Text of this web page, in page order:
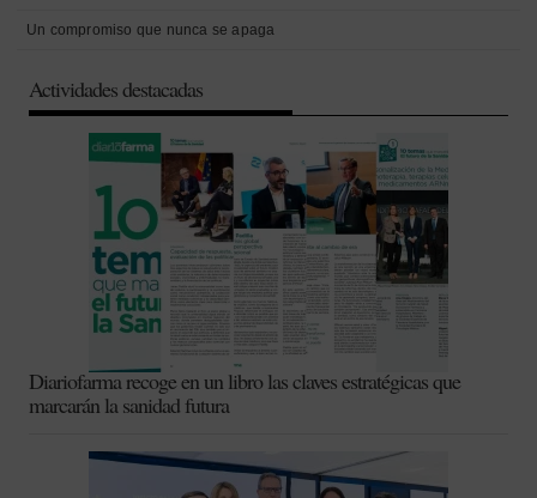
Un compromiso que nunca se apaga
Actividades destacadas
Diariofarma recoge en un libro las claves estratégicas que
marcarán la sanidad futura